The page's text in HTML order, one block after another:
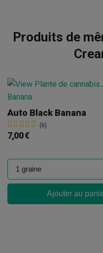
Produits de
Auto Black Banana
(6)
7,00 €
Ajouter au